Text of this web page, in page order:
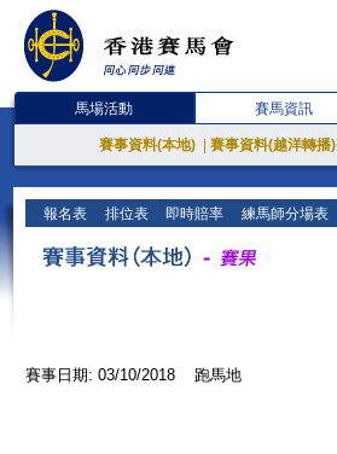
馬場活動 賽馬資訊
賽事資料(本地) 賽事資料(越洋轉播)
報名表 排位表 即時賠率 練馬師分場表
賽事日期: 03/10/2018 跑馬地